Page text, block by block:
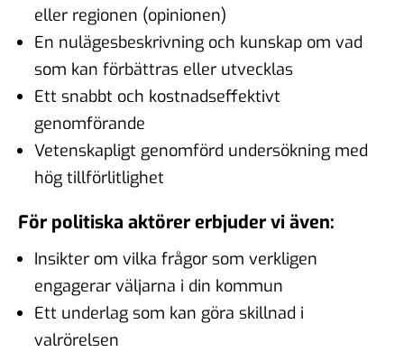
eller regionen (opinionen)
En nulägesbeskrivning och kunskap om vad
som kan förbättras eller utvecklas
Ett snabbt och kostnadseffektivt
genomförande
Vetenskapligt genomförd undersökning med
hög tillförlitlighet
För politiska aktörer erbjuder vi även:
Insikter om vilka frågor som verkligen
engagerar väljarna i din kommun
Ett underlag som kan göra skillnad i
valrörelsen